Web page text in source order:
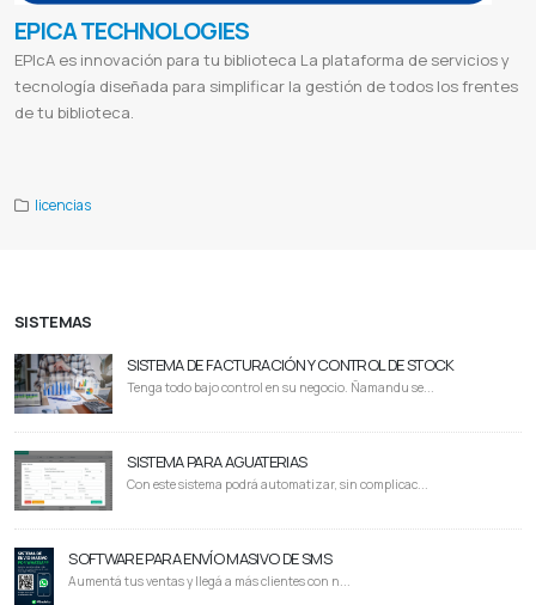
EPICA TECHNOLOGIES
EPIcA es innovación para tu biblioteca La plataforma de servicios y
tecnología diseñada para simplificar la gestión de todos los frentes
de tu biblioteca.
licencias
SISTEMAS
SISTEMA DE FACTURACIÓN Y CONTROL DE STOCK
Tenga todo bajo control en su negocio. Ñamandu se...
SISTEMA PARA AGUATERIAS
Con este sistema podrá automatizar, sin complicac...
SOFTWARE PARA ENVÍO MASIVO DE SMS
Aumentá tus ventas y llegá a más clientes con n...